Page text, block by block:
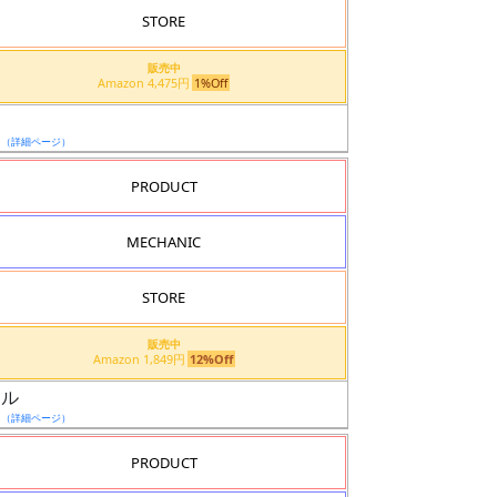
STORE
販売中
Amazon 4,475円 1%Off
（詳細ページ）
PRODUCT
MECHANIC
STORE
販売中
Amazon 1,849円 12%Off
（詳細ページ）
PRODUCT